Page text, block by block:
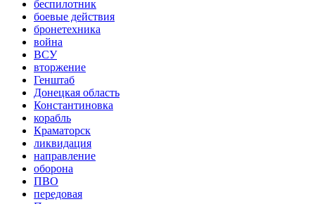
беспилотник
боевые действия
бронетехника
война
ВСУ
вторжение
Генштаб
Донецкая область
Константиновка
корабль
Краматорск
ликвидация
направление
оборона
ПВО
передовая